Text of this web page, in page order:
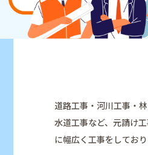
道路工事・河川工事・
水道工事など、元請け
に幅広く工事をしており